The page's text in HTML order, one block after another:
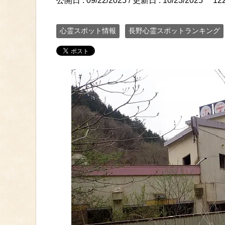
心霊スポット情報 長野心霊スポットランキング